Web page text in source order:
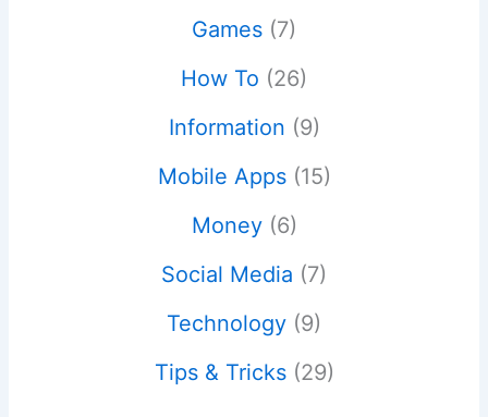
Games (7)
How To (26)
Information (9)
Mobile Apps(15)
Money(6)
Social Media (7)
Technology (9)
Tips & Tricks(29)